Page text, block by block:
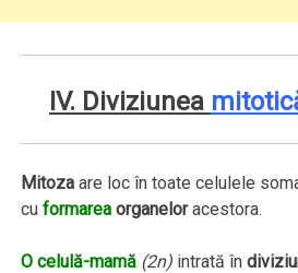
IV. Diviziunea
Mitoza are loc în toate celulele
cuformarea organeloracestora.
O celulă-mamă (2n) intrată în